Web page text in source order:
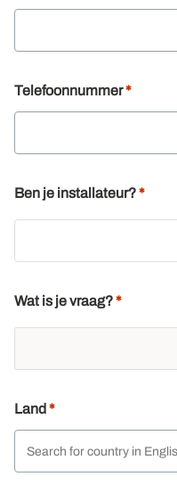
Telefoonnummer
Ben je installateur?
Wat is je vraag?
Land